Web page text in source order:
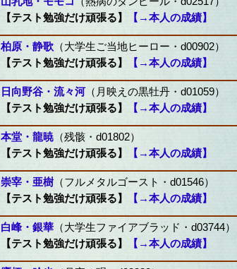
【テスト勉強だけ頑張る】 【→本人の成績】
柏原・静歌 （大学生ご当地ヒーロー・d00902）
【テスト勉強だけ頑張る】
【→本人の成績】
日向野谷・流々河（月映えの黒牡丹・d01059）
【テスト勉強だけ頑張る】
【→本人の成績】
本堂・龍暁 （残骸・d01802）
【テスト勉強だけ頑張る】 【→本人の成績】
崇宰・亜樹（フルメタルゴースト・d01546）
【テスト勉強だけ頑張る】
【→本人の成績】
白峰・銀華 （大学生ファイアブラッド・d03744）
【テスト勉強だけ頑張る】
【→本人の成績】